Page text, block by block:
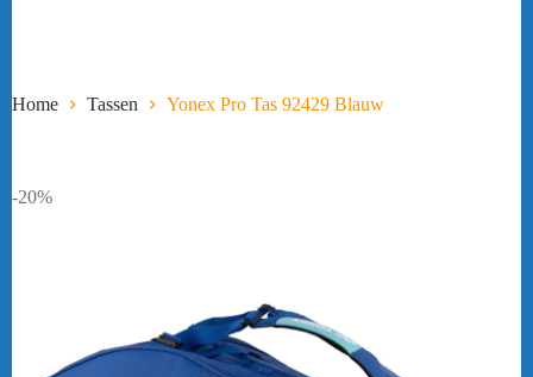
Home Tassen Yonex Pro Tas 92429 Blauw
-20%